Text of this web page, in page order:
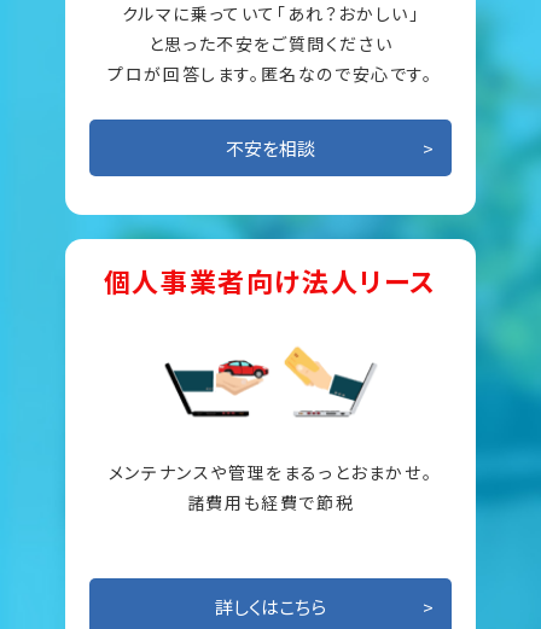
クルマに乗っていて「あれ？おかしい」
と思った不安をご質問ください
プロが回答します。匿名なので安心です。
不安を相談
個人事業者向け法人リース
メンテナンスや管理をまるっとおまかせ。
諸費用も経費で節税
詳しくはこちら